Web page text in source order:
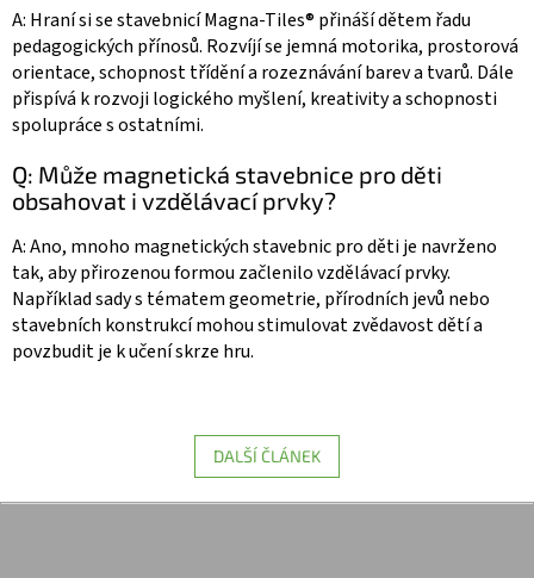
A: Hraní si se stavebnicí Magna-Tiles® přináší dětem řadu
pedagogických přínosů. Rozvíjí se jemná motorika, prostorová
orientace, schopnost třídění a rozeznávání barev a tvarů. Dále
přispívá k rozvoji logického myšlení, kreativity a schopnosti
spolupráce s ostatními.
Q: Může magnetická stavebnice pro děti
obsahovat i vzdělávací prvky?
A: Ano, mnoho magnetických stavebnic pro děti je navrženo
tak, aby přirozenou formou začlenilo vzdělávací prvky.
Například sady s tématem geometrie, přírodních jevů nebo
stavebních konstrukcí mohou stimulovat zvědavost dětí a
povzbudit je k učení skrze hru.
DALŠÍ ČLÁNEK
Z